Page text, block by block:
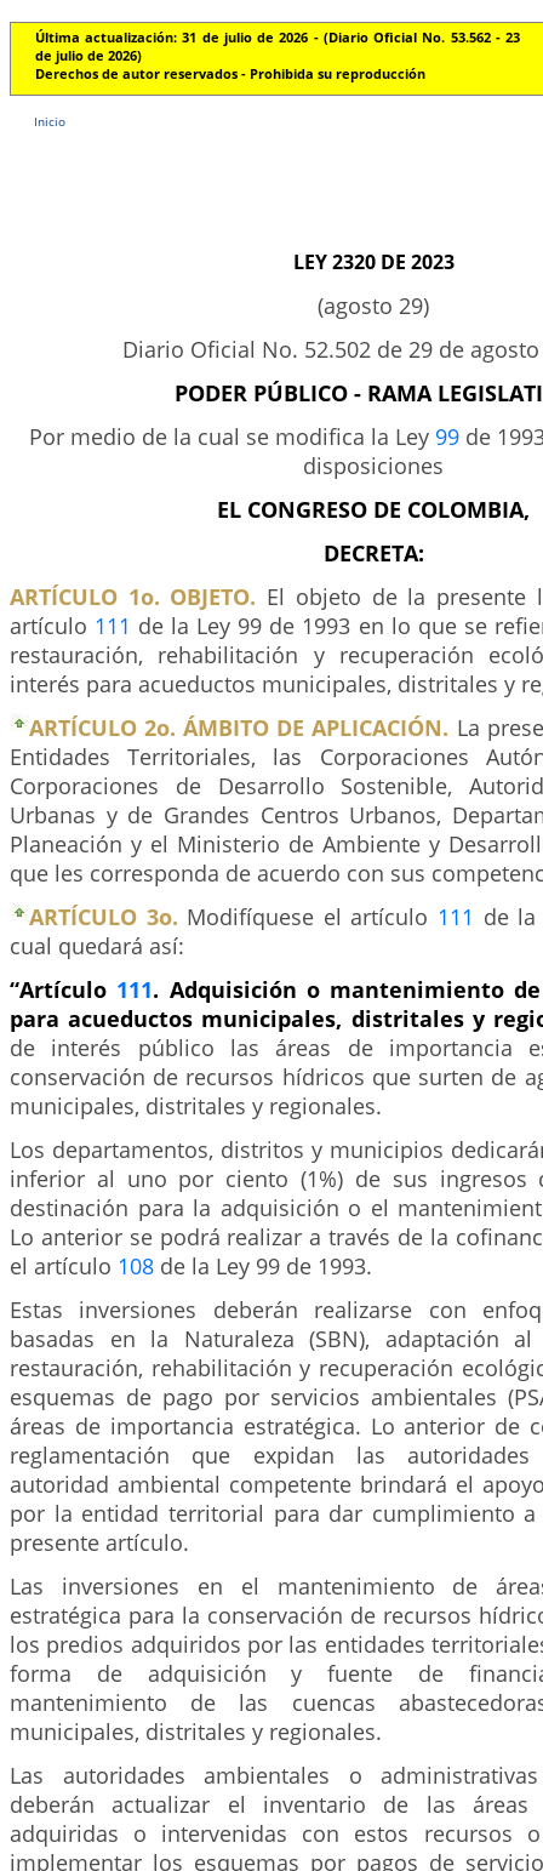
Última actualización: 31 de julio de 2026 - (Diario Oficial No. 53.562 - 23
de julio de 2026)
Derechos de autor reservados - Prohibida su reproducción
Inicio
LEY 2320 DE 2023
(agosto 29)
Diario Oficial No. 52.502 de 29 de
PODER PÚBLICO - RAMA
Por medio de la cual se modifica la Ley 99de
disposiciones
EL CONGRESO DE COLOMBIA,
DECRETA:
ARTÍCULO 1o. OBJETO. El objeto de la presente
artículo 111 de la Ley 99 de 1993 en lo que se
restauración, rehabilitación y recuperación
interés para acueductos municipales, distritales y
ARTÍCULO 2o. ÁMBITO DE APLICACIÓN. La
Entidades Territoriales, las Corporaciones
Corporaciones de Desarrollo Sostenible,
Urbanas y de Grandes Centros Urbanos,
Planeación y el Ministerio de Ambiente y
que les corresponda de acuerdo con sus
ARTÍCULO 3o. Modifíquese el artículo 111 de la
cual quedará así:
“Artículo 111. Adquisición o mantenimiento
para acueductos municipales, distritales y
de interés público las áreas de importancia
conservación de recursos hídricos que surten de
municipales, distritales y regionales.
Los departamentos, distritos y municipios
inferior al uno por ciento (1%) de sus ingresos
destinación para la adquisición o el
Lo anterior se podrá realizar a través de la
el artículo 108 de la Ley 99 de 1993.
Estas inversiones deberán realizarse con
basadas en la Naturaleza (SBN), adaptación
restauración, rehabilitación y recuperación
esquemas de pago por servicios ambientales
áreas de importancia estratégica. Lo anterior de
reglamentación que expidan las autoridades
autoridad ambiental competente brindará el
por la entidad territorial para dar cumplimiento
presente artículo.
Las inversiones en el mantenimiento de
estratégica para la conservación de recursos
los predios adquiridos por las entidades
forma de adquisición y fuente de
mantenimiento de las cuencas
municipales, distritales y regionales.
Las autoridades ambientales o
deberán actualizar el inventario de las
adquiridas o intervenidas con estos recursos
implementar los esquemas por pagos de